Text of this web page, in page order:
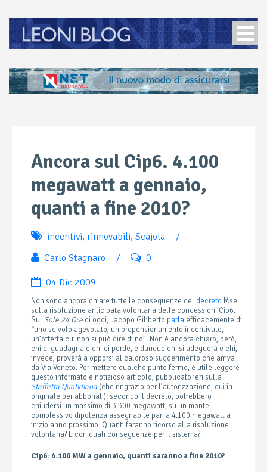
Ancora sul Cip6. 4.100
megawatt a gennaio,
quanti a fine 2010?
incentivi, rinnovabili, Scajola
/
Carlo Stagnaro
/ 0
04 Dic 2009
Non sono ancora chiare tutte le conseguenze del decreto Mse
sulla risoluzione anticipata volontaria delle concessioni Cip6.
Sul Sole 24 Ore di oggi, Jacopo Giliberto parla efficacemente di
“uno scivolo agevolato, un prepensionamento incentivato,
un’offerta cui non si può dire di no”. Non è ancora chiaro, però,
chi ci guadagna e chi ci perde, e dunque chi si adeguerà e chi,
invece, proverà a opporsi al caloroso suggerimento che arriva
da Via Veneto. Per mettere qualche punto fermo, è utile leggere
questo informato e notizioso articolo, pubblicato ieri sulla
Staffetta Quotidiana (che ringrazio per l’autorizzazione, qui in
originale per abbonati): secondo il decreto, potrebbero
chiudersi un massimo di 3.300 megawatt, su un monte
complessivo dipotenza assegnabile pari a 4.100 megawatt a
inizio anno prossimo. Quanti faranno ricorso alla risoluzione
volontaria? E con quali conseguenze per il sistema?
Cip6: 4.100 MW a gennaio, quanti saranno a fine 2010?